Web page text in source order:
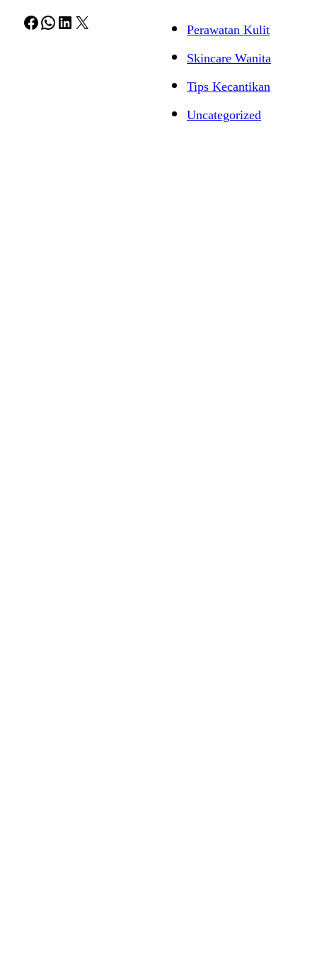
Facebook WhatsApp LinkedIn X
Perawatan Kulit
Skincare Wanita
Tips Kecantikan
Uncategorized